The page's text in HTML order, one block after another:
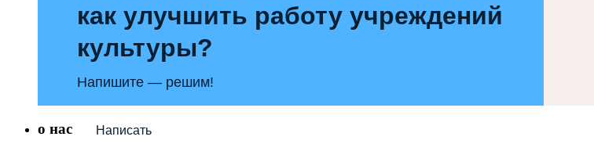
как улучшить работу учреждений
культуры?
Напишите — решим!
Написать
о нас